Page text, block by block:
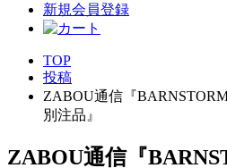
新規会員登録
TOP
投稿
ZABOU通信『
別注品』
ZABOU通信『